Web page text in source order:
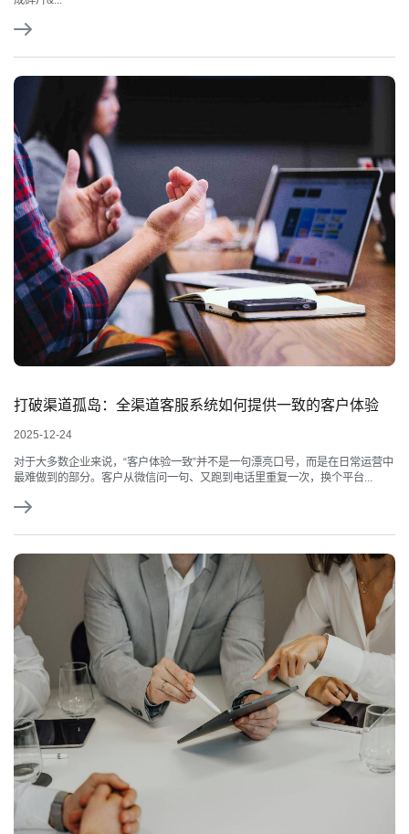
打破渠道孤岛：全渠道客服系统如何提供一致的客户体验
2025-12-24
对于大多数企业来说，“客户体验一致”并不是一句漂亮口号，而是在日常运营中
最难做到的部分。客户从微信问一句、又跑到电话里重复一次，换个平台...